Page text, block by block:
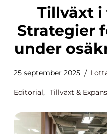
Tillväxt i turbulens:
Strategier
under
25 september 2025
Editorial, Tillväxt &